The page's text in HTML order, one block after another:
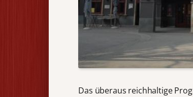
Das überaus reichhaltige